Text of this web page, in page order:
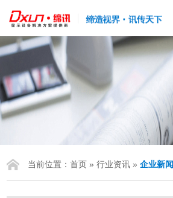
当前位置：首页 »行业资讯 »企业新闻